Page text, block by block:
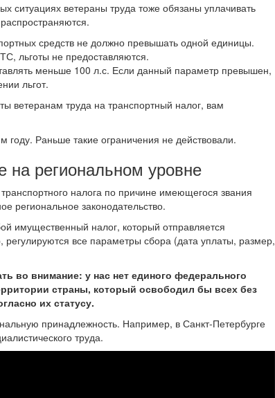
ситуациях ветераны труда тоже обязаны уплачивать
средств не должно превышать одной единицы.
льготы не предоставляются.
меньше 100 л.с. Если данный параметр превышен,
льгот.
ветеранам труда на транспортный налог, вам
году. Раньше такие ограничения не действовали.
на региональном уровне
налога по причине имеющегося звания
региональное законодательство.
имущественный налог, который отправляется
все параметры сбора (дата уплаты, размер,
во внимание: у нас нет единого федерального
страны, который освободил бы всех без
их статусу.
принадлежность. Например, в Санкт-Петербурге
труда.